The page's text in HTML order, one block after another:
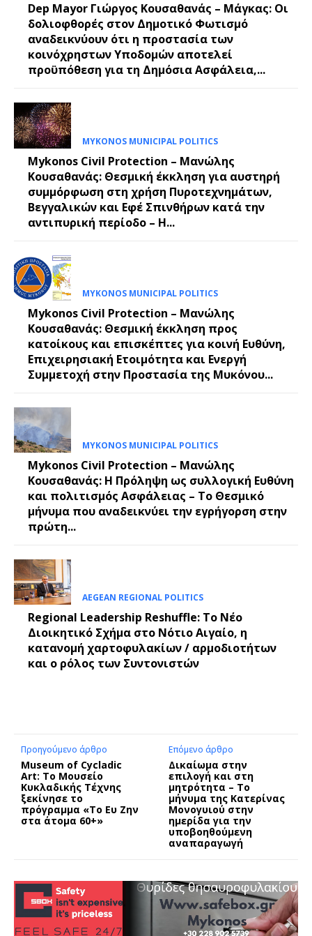
Dep Mayor Γιώργος Κουσαθανάς – Μάγκας: Οι
δολιοφθορές στον Δημοτικό Φωτισμό
αναδεικνύουν ότι η προστασία των
κοινόχρηστων Υποδομών αποτελεί
προϋπόθεση για τη Δημόσια Ασφάλεια,...
MYKONOS MUNICIPAL POLITICS
Mykonos Civil Protection – Μανώλης
Κουσαθανάς: Θεσμική έκκληση για αυστηρή
συμμόρφωση στη χρήση Πυροτεχνημάτων,
Βεγγαλικών και Εφέ Σπινθήρων κατά την
αντιπυρική περίοδο – Η...
MYKONOS MUNICIPAL POLITICS
Mykonos Civil Protection – Μανώλης
Κουσαθανάς: Θεσμική έκκληση προς
κατοίκους και επισκέπτες για κοινή Ευθύνη,
Επιχειρησιακή Ετοιμότητα και Ενεργή
Συμμετοχή στην Προστασία της Μυκόνου...
MYKONOS MUNICIPAL POLITICS
Mykonos Civil Protection – Μανώλης
Κουσαθανάς: Η Πρόληψη ως συλλογική Ευθύνη
και πολιτισμός Ασφάλειας – Το Θεσμικό
μήνυμα που αναδεικνύει την εγρήγορση στην
πρώτη...
AEGEAN REGIONAL POLITICS
Regional Leadership Reshuffle: Το Νέο
Διοικητικό Σχήμα στο Νότιο Αιγαίο, η
κατανομή χαρτοφυλακίων / αρμοδιοτήτων
και ο ρόλος των Συντονιστών
Προηγούμενο άρθρο
Museum of Cycladic
Art: Το Μουσείο
Κυκλαδικής Τέχνης
ξεκίνησε το
πρόγραμμα «Το Ευ Ζην
στα άτομα 60+»
Επόμενο άρθρο
Δικαίωμα στην
επιλογή και στη
μητρότητα – Το
μήνυμα της Κατερίνας
Μονογυιού στην
ημερίδα για την
υποβοηθούμενη
αναπαραγωγή